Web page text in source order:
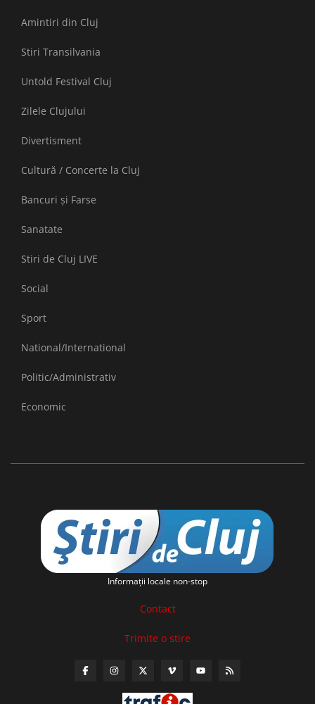
Amintiri din Cluj
Stiri Transilvania
Untold Festival Cluj
Zilele Clujului
Divertisment
Cultură / Concerte la Cluj
Bancuri și Farse
Sanatate
Stiri de Cluj LIVE
Social
Sport
National/International
Politic/Administrativ
Economic
Informaţii locale non-stop
Contact
Trimite o stire